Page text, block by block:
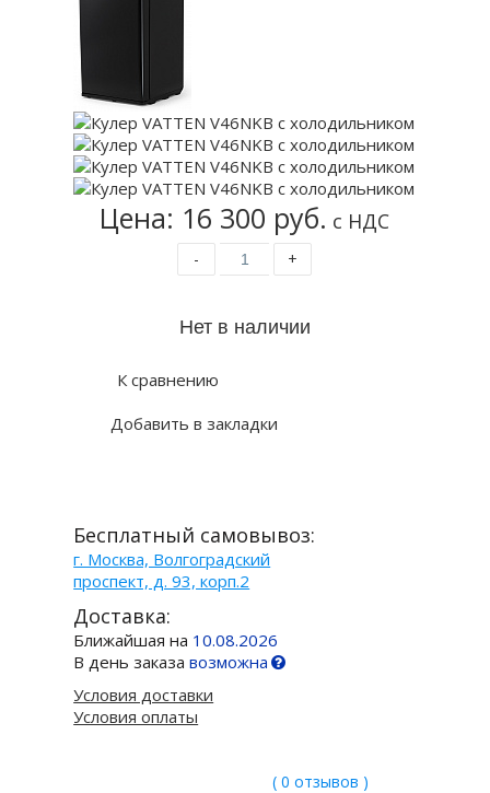
Цена: 16 300 руб. с НДС
- +
К сравнению
Добавить в закладки
Бесплатный самовывоз:
г. Москва, Волгоградский
проспект, д. 93, корп.2
Доставка:
Ближайшая на 10.08.2026
В день заказавозможна
Условия доставки
Условия оплаты
( 0 отзывов )